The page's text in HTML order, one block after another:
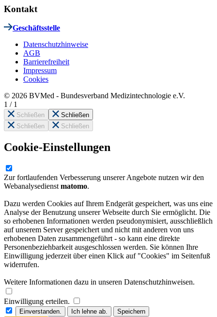
Kontakt
Geschäftsstelle
Datenschutzhinweise
AGB
Barrierefreiheit
Impressum
Cookies
© 2026 BVMed - Bundesverband Medizintechnologie e.V.
1 / 1
Schließen
Schließen
Schließen
Schließen
Cookie-Einstellungen
Zur fortlaufenden Verbesserung unserer Angebote nutzen wir den
Webanalysedienst matomo.
Dazu werden Cookies auf Ihrem Endgerät gespeichert, was uns eine
Analyse der Benutzung unserer Webseite durch Sie ermöglicht. Die
so erhobenen Informationen werden pseudonymisiert, ausschließlich
auf unserem Server gespeichert und nicht mit anderen von uns
erhobenen Daten zusammengeführt - so kann eine direkte
Personenbeziehbarkeit ausgeschlossen werden. Sie können Ihre
Einwilligung jederzeit über einen Klick auf "Cookies" im Seitenfuß
widerrufen.
Weitere Informationen dazu in unseren Datenschutzhinweisen.
Einwilligung erteilen.
Einverstanden. Ich lehne ab. Speichern